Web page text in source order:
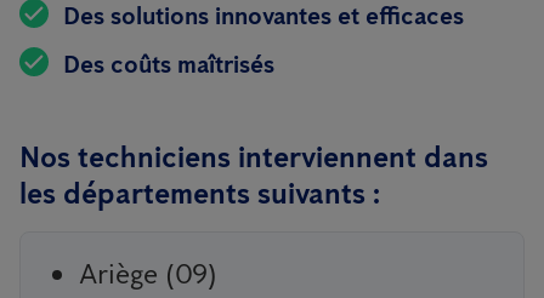
Des solutions innovantes et efficaces
Des coûts maîtrisés
Nos techniciens interviennent dans
les départements suivants :
Ariège (09)